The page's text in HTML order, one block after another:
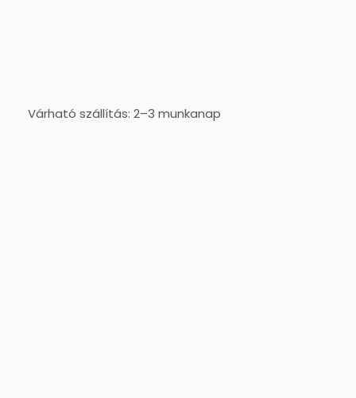
Várható szállítás: 2–3 munkanap